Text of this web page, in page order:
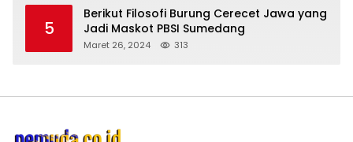
5
Berikut Filosofi Burung Cerecet Jawa yang
Jadi Maskot PBSI Sumedang
Maret 26, 2024 313